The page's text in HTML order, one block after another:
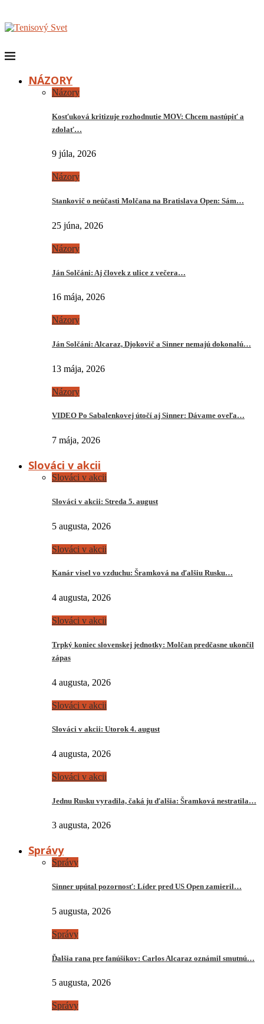
NÁZORY
Názory
Kosťuková kritizuje rozhodnutie MOV: Chcem nastúpiť a
zdolať…
9 júla, 2026
Názory
Stankovič o neúčasti Molčana na Bratislava Open: Sám…
25 júna, 2026
Názory
Ján Solčáni: Aj človek z ulice z večera…
16 mája, 2026
Názory
Ján Solčáni: Alcaraz, Djokovič a Sinner nemajú dokonalú…
13 mája, 2026
Názory
VIDEO Po Sabalenkovej útočí aj Sinner: Dávame oveľa…
7 mája, 2026
Slováci v akcii
Slováci v akcii
Slováci v akcii: Streda 5. august
5 augusta, 2026
Slováci v akcii
Kanár visel vo vzduchu: Šramková na ďalšiu Rusku…
4 augusta, 2026
Slováci v akcii
Trpký koniec slovenskej jednotky: Molčan predčasne ukončil
zápas
4 augusta, 2026
Slováci v akcii
Slováci v akcii: Utorok 4. august
4 augusta, 2026
Slováci v akcii
Jednu Rusku vyradila, čaká ju ďalšia: Šramková nestratila…
3 augusta, 2026
Správy
Správy
Sinner upútal pozornosť: Líder pred US Open zamieril…
5 augusta, 2026
Správy
Ďalšia rana pre fanúšikov: Carlos Alcaraz oznámil smutnú…
5 augusta, 2026
Správy